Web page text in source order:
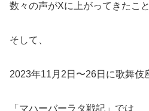
数々の声がXに上がってきたこ
そして、
2023年11月2日〜26日に歌舞伎
「マハーバーラタ戦記」では